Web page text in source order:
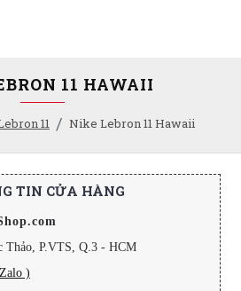
11 Nike Lebron 11 Hawaii
11 HAWAII
TIN CỬA HÀNG
Thảo, P.VTS, Q.3 - HCM
)